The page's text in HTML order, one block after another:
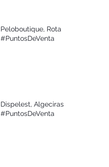
Peloboutique, Rota
#PuntosDeVenta
Dispelest, Algeciras
#PuntosDeVenta